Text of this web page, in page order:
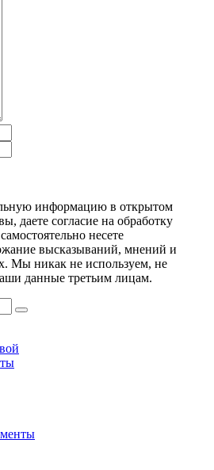
информацию в открытом
даете согласие на обработку
несете
высказываний, мнений и
Мы никак не используем, не
данные третьим лицам.